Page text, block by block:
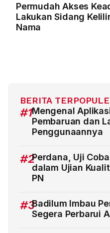
Permudah Akses
Lakukan Sidang
Nama
BERITA
#1Mengenal
Pembaruan dan
Penggunaannya
#2Perdana, Uji
dalam Ujian
PN
#3Badilum Imbau
Segera Perbarui